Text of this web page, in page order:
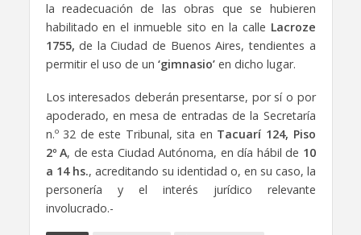
la readecuación de las obras que se hubieren
habilitado en el inmueble sito en la calle Lacroze
1755, de la Ciudad de Buenos Aires, tendientes a
permitir el uso de un ‘gimnasio’en dicho lugar.
Los interesados deberán presentarse, por sí o por
apoderado, en mesa de entradas de la Secretaría
n.º 32 de este Tribunal, sita en Tacuarí 124, Piso
2º A, de esta Ciudad Autónoma, en día hábil de 10
a 14 hs., acreditando su identidad o, en su caso, la
personería y el interés jurídico relevante
involucrado.-